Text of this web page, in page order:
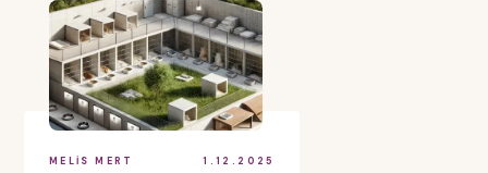
MELIS MERT 1.12.2025